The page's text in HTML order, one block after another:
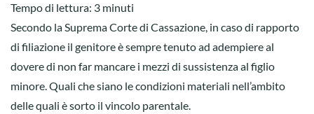
Tempo di lettura: 3 minuti
Secondo la Suprema Corte di Cassazione, in caso di rapporto
di filiazione il genitore è sempre tenuto ad adempiere al
dovere di non far mancare i mezzi di sussistenza al figlio
minore. Quali che siano le condizioni materiali nell’ambito
delle quali è sorto il vincolo parentale.